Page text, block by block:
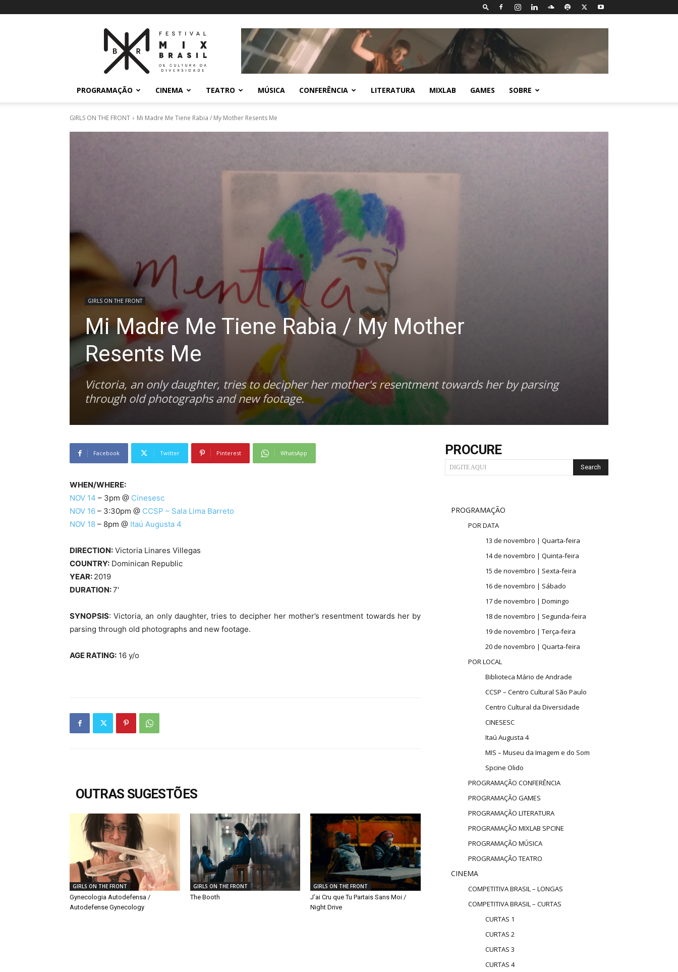
27º
Festival
MixBrasil
PROGRAMAÇÃO
CINEMA TEATRO MÚSICA CONFERÊNCIA LITERATURA MIXLAB GAMES SOBRE
GIRLS ON THE FRONT Mi Madre Me Tiene Rabia / My Mother Resents Me
GIRLS ON THE FRONT
Mi Madre Me Tiene Rabia / My Mother
Resents Me
Victoria, an only daughter, tries to decipher her mother's resentment towards her by parsing
through old photographs and new footage.
Facebook Twitter Pinterest WhatsApp
WHEN/WHERE:
NOV 14 – 3pm @ Cinesesc
NOV 16 – 3:30pm @ CCSP – Sala Lima Barreto
NOV 18 – 8pm @ Itaú Augusta 4
DIRECTION: Victoria Linares Villegas
COUNTRY: Dominican Republic
YEAR: 2019
DURATION:7′
SYNOPSIS: Victoria, an only daughter, tries to decipher her mother’s resentment towards her by
parsing through old photographs and new footage.
AGE RATING: 16 y/o
OUTRAS SUGESTÕES
GIRLS ON THE FRONT
Gynecologia Autodefensa /
Autodefense Gynecology
GIRLS ON THE FRONT
The Booth
GIRLS ON THE FRONT
J’ai Cru que Tu Partais Sans Moi /
Night Drive
PROCURE
DIGITE AQUI Search
PROGRAMAÇÃO
POR DATA
13 de novembro | Quarta-feira
14 de novembro | Quinta-feira
15 de novembro | Sexta-feira
16 de novembro | Sábado
17 de novembro | Domingo
18 de novembro | Segunda-feira
19 de novembro | Terça-feira
20 de novembro | Quarta-feira
POR LOCAL
Biblioteca Mário de Andrade
CCSP – Centro Cultural São Paulo
Centro Cultural da Diversidade
CINESESC
Itaú Augusta 4
MIS – Museu da Imagem e do Som
Spcine Olido
PROGRAMAÇÃO CONFERÊNCIA
PROGRAMAÇÃO GAMES
PROGRAMAÇÃO LITERATURA
PROGRAMAÇÃO MIXLAB SPCINE
PROGRAMAÇÃO MÚSICA
PROGRAMAÇÃO TEATRO
CINEMA
COMPETITIVA BRASIL – LONGAS
COMPETITIVA BRASIL – CURTAS
CURTAS 1
CURTAS 2
CURTAS 3
CURTAS 4